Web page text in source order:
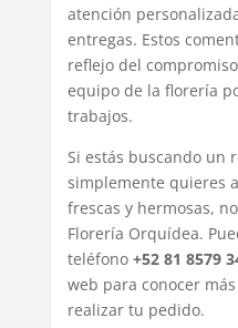
atención
entregas. Estos
reflejo del
equipo de la florería
trabajos.
Si estás buscando un
simplemente quieres
frescas y hermosas,
Florería Orquídea.
teléfono +52 81 8579
web para conocer
realizar tu pedido.